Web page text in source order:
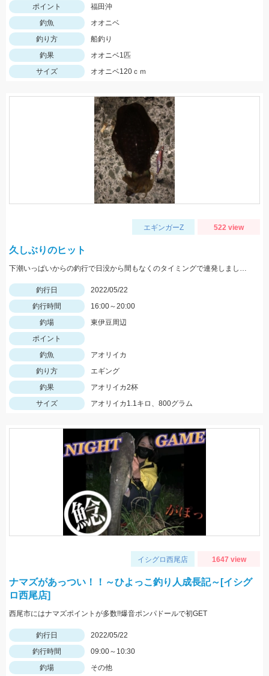
ポイント
福田沖
釣魚
オオニベ
釣り方
船釣り
釣果
オオニベ1匹
サイズ
オオニベ120ｃｍ
エギンガーZ 522 view
久しぶりのヒット
下潮いっぱいからの釣行で日没から間もなくのタイミングで連発しました。
釣行日
2022/05/22
釣行時間
16:00～20:00
釣場
東伊豆周辺
ポイント
釣魚
アオリイカ
釣り方
エギング
釣果
アオリイカ2杯
サイズ
アオリイカ1.1キロ、800グラム
イシグロ西尾店 1647 view
ナマズがあっつい！！～ひよっこ釣り人成長記～[イシグ
ロ西尾店]
西尾市にはナマズポイントが多数!!爆音ポンパドールで初GET
釣行日
2022/05/22
釣行時間
09:00～10:30
釣場
その他